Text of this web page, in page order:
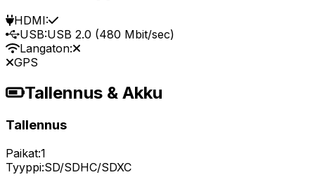
HDMI:
USB:USB 2.0 (480 Mbit/sec)
Langaton:
GPS
Tallennus & Akku
Tallennus
Paikat:1
Tyyppi:SD/SDHC/SDXC